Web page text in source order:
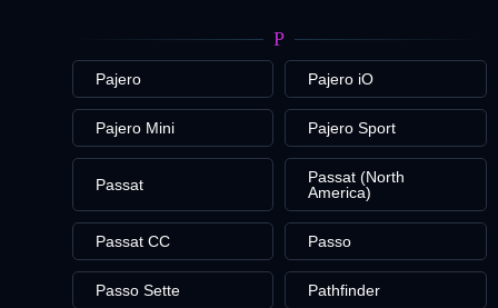
P
Pajero Pajero iO
Pajero Mini Pajero Sport
Passat
Passat (North
America)
Passat CC Passo
Passo Sette Pathfinder